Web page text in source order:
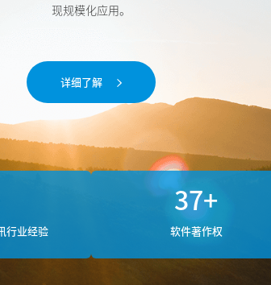
现规模化应用。
详细了解
行业经验
37+
软件著作权